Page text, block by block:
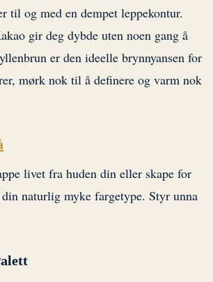
til og med en dempet leppekontur.
gir deg dybde uten noen gang å
er den ideelle brynnyansen for
mørk nok til å definere og varm nok
livet fra huden din eller skape for
naturlig myke fargetype. Styr unna